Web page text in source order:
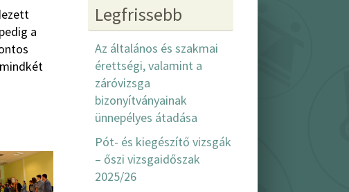
a
Legfrissebb
Az általános és szakmai
érettségi, valamint a
záróvizsga
bizonyítványainak
ünnepélyes átadása
Pót- és kiegészítő vizsgák
– őszi vizsgaidőszak
2025/26